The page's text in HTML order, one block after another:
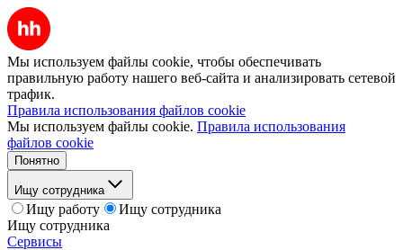
Мы используем файлы cookie, чтобы обеспечивать
правильную работу нашего веб-сайта и анализировать сетевой
трафик.
Правила использования файлов cookie
Мы используем файлы cookie. Правила использования
файлов cookie
Понятно
Ищу сотрудника
Ищу работу
Ищу сотрудника
Ищу сотрудника
Сервисы